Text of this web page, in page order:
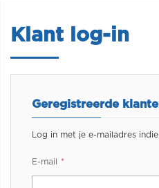
Klant log-in
Geregistreerde
Log in met je e-mailadres
E-mail